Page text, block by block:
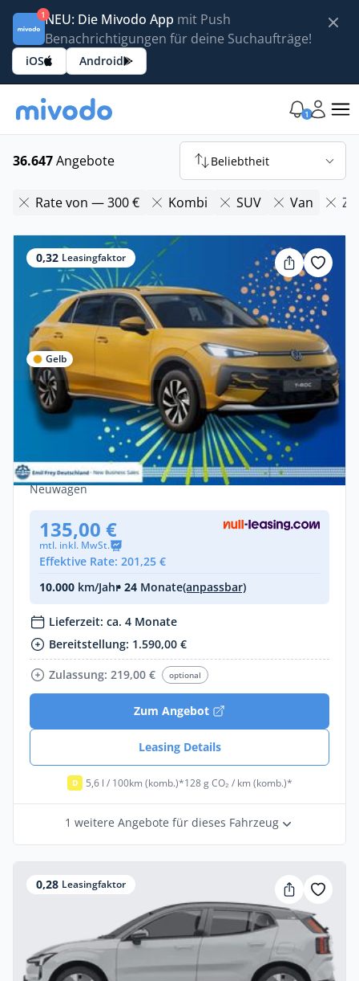
1NEU: Die Mivodo App mit Push
Benachrichtigungen für deine Suchaufträge!
iOS Android
1
36.647Angebote Beliebtheit
Rate von — 300 € Kombi SUV Van
0,32 Leasingfaktor
Gelb
Privat Deal
Volkswagen T-Roc 1.5 eTSI OPF DSG R-
Benzin •Automatik •150 PS (110 kW)
Neuwagen
135,00 €
mtl. inkl. MwSt.
Effektive Rate: 201,25 €
10.000 km/Jahr• 24 Monate(anpassbar)
Lieferzeit: ca. 4 Monate
Bereitstellung: 1.590,00 €
Zulassung: 219,00 €
optional
Zum Angebot
Leasing Details
D 5,6 l / 100km (komb.)*128 g CO₂ / km (komb.)*
1 weitere Angebote für dieses Fahrzeug
0,28 Leasingfaktor